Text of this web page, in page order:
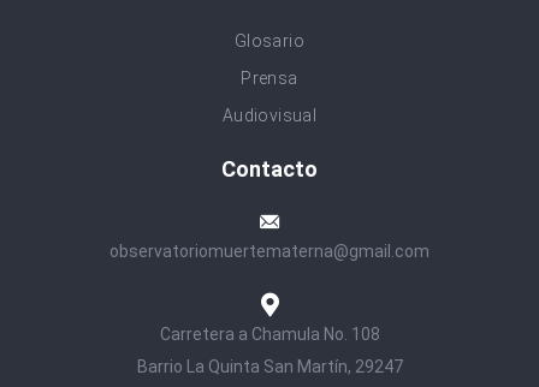
Glosario
Prensa
Audiovisual
Contacto
observatoriomuertematerna@gmail.com
Carretera a Chamula No. 108
Barrio La Quinta San Martín, 29247